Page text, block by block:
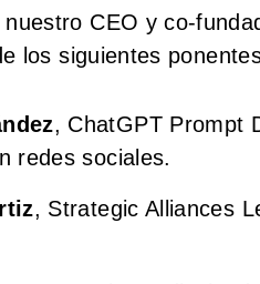
CEO y co-
los siguientes
, ChatGPT Prompt
redes sociales.
, Strategic Alliances